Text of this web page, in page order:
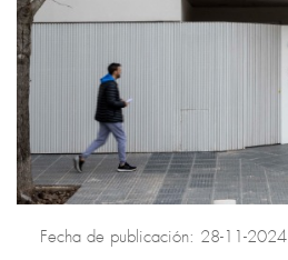
Fecha de publicación: 28-11-2024